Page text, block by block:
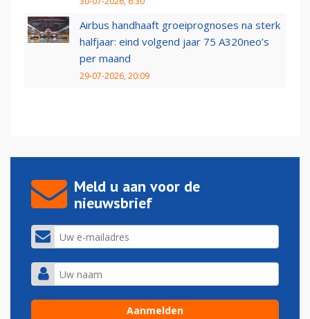
Airbus handhaaft groeiprognoses na sterk
halfjaar: eind volgend jaar 75 A320neo’s
per maand
29-07-2026, 20:09
Meld u aan voor de
nieuwsbrief